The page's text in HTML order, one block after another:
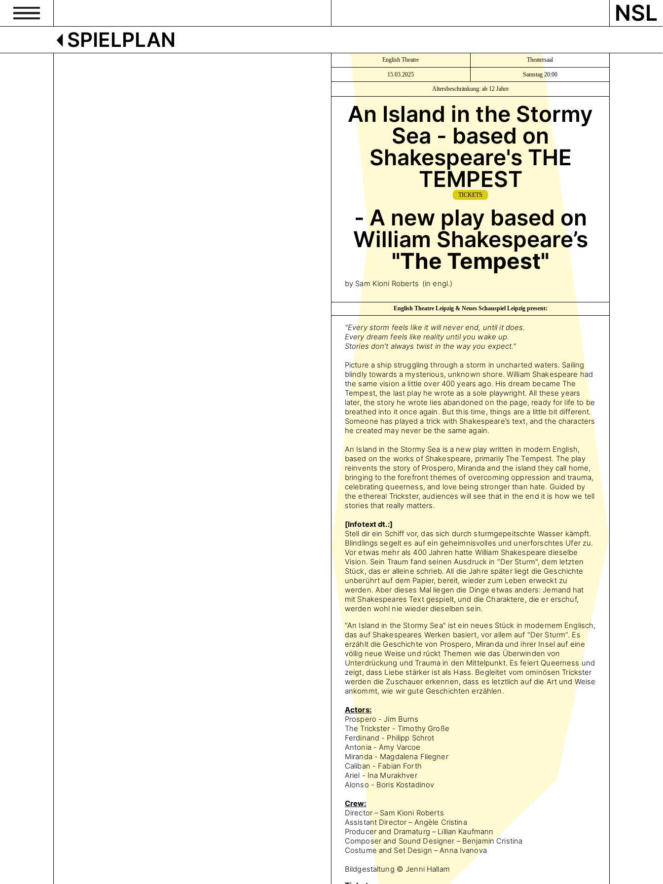
NSL
SPIELPLAN
English Theatre Theatersaal
15.03.2025 Samstag 20:00
Altersbeschränkung: ab 12 Jahre
An Island in the Stormy
Sea - based on
Shakespeare's THE
TEMPEST
TICKETS
- A new play based on
William Shakespeare’s
"The Tempest"
by Sam Kioni Roberts (in engl.)
English Theatre Leipzig & Neues Schauspiel Leipzig present:
"Every storm feels like it will never end, until it does.
Every dream feels like reality until you wake up.
Stories don’t always twist in the way you expect."
Picture a ship struggling through a storm in uncharted waters. Sailing
blindly towards a mysterious, unknown shore. William Shakespeare had
the same vision a little over 400 years ago. His dream became The
Tempest, the last play he wrote as a sole playwright. All these years
later, the story he wrote lies abandoned on the page, ready for life to be
breathed into it once again. But this time, things are a little bit different.
Someone has played a trick with Shakespeare’s text, and the characters
he created may never be the same again.
An Island in the Stormy Sea is a new play written in modern English,
based on the works of Shakespeare, primarily The Tempest. The play
reinvents the story of Prospero, Miranda and the island they call home,
bringing to the forefront themes of overcoming oppression and trauma,
celebrating queerness, and love being stronger than hate. Guided by
the ethereal Trickster, audiences will see that in the end it is how we tell
stories that really matters.
[Infotext dt.:]
Stell dir ein Schiff vor, das sich durch sturmgepeitschte Wasser kämpft.
Blindlings segelt es auf ein geheimnisvolles und unerforschtes Ufer zu.
Vor etwas mehr als 400 Jahren hatte William Shakespeare dieselbe
Vision. Sein Traum fand seinen Ausdruck in "Der Sturm", dem letzten
Stück, das er alleine schrieb. All die Jahre später liegt die Geschichte
unberührt auf dem Papier, bereit, wieder zum Leben erweckt zu
werden. Aber dieses Mal liegen die Dinge etwas anders: Jemand hat
mit Shakespeares Text gespielt, und die Charaktere, die er erschuf,
werden wohl nie wieder dieselben sein.
"An Island in the Stormy Sea" ist ein neues Stück in modernem Englisch,
das auf Shakespeares Werken basiert, vor allem auf "Der Sturm". Es
erzählt die Geschichte von Prospero, Miranda und ihrer Insel auf eine
völlig neue Weise und rückt Themen wie das Überwinden von
Unterdrückung und Trauma in den Mittelpunkt. Es feiert Queerness und
zeigt, dass Liebe stärker ist als Hass. Begleitet vom ominösen Trickster
werden die Zuschauer erkennen, dass es letztlich auf die Art und Weise
ankommt, wie wir gute Geschichten erzählen.
Actors:
Prospero - Jim Burns
The Trickster - Timothy Große
Ferdinand - Philipp Schrot
Antonia - Amy Varcoe
Miranda - Magdalena Fliegner
Caliban - Fabian Forth
Ariel - Ina Murakhver
Alonso - Boris Kostadinov
Crew:
Director – Sam Kioni Roberts
Assistant Director – Angèle Cristina
Producer and Dramaturg – Lillian Kaufmann
Composer and Sound Designer – Benjamin Cristina
Costume and Set Design – Anna Ivanova
Bildgestaltung © Jenni Hallam